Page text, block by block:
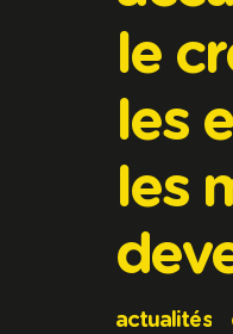
le
les
les
actualités